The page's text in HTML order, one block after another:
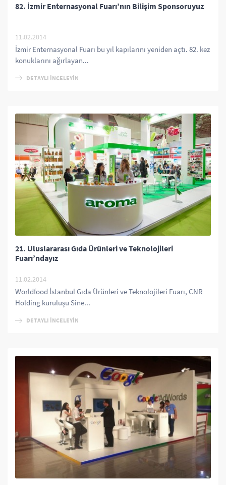
82. İzmir Enternasyonal Fuarı’nın Bilişim Sponsoruyuz
11.02.2014
İzmir Enternasyonal Fuarı bu yıl kapılarını yeniden açtı. 82. kez
konuklarını ağırlayan...
DETAYLI İNCELEYİN
21. Uluslararası Gıda Ürünleri ve Teknolojileri
Fuarı’ndayız
11.02.2014
Worldfood İstanbul Gıda Ürünleri ve Teknolojileri Fuarı, CNR
Holding kuruluşu Sine...
DETAYLI İNCELEYİN